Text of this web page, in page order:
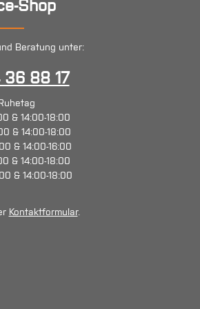
Shop
Beratung unter:
36 88 17
& 14:00-18:00
& 14:00-18:00
& 14:00-16:00
& 14:00-18:00
& 14:00-18:00
Kontaktformular.